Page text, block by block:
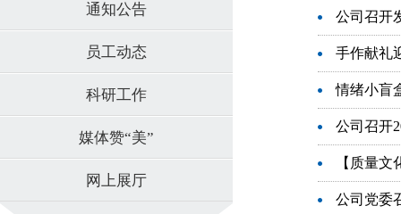
通知公告
员工动态
科研工作
媒体赞“美”
网上展厅
公司召开
手作献礼
情绪小盲
公司召开
【质量
公司党委